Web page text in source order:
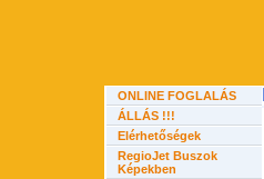
ONLINE FOGLALÁS
ÁLLÁS !!!
Elérhetőségek
RegioJet Buszok
Képekben